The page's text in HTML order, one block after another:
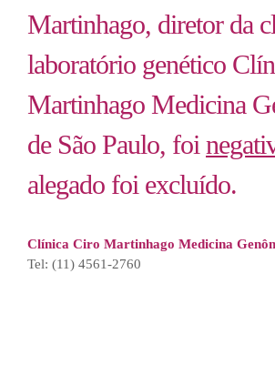
Martinhago, diretor da
laboratório genético
Martinhago Medicina
de São Paulo, foi
alegado foi excluído.
Clínica Ciro Martinhago Medicina
Tel: (11) 4561-2760